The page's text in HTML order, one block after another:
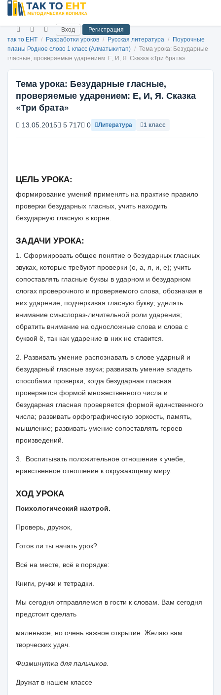
Вход
Регистрация
так то ЕНТ / Разработки уроков / Русская литература /
Поурочные
планы Родное слово 1 класс (Алматыкитап) / Тема урока: Безударные
гласные, проверяемые ударением: Е, И, Я. Сказка «Три брата»
Тема урока: Безударные гласные,
проверяемые ударением: Е, И, Я. Сказка
«Три брата»
13.05.2015 5 717 0 Литература 1 класс
ЦЕЛЬ УРОКА:
формирование умений применять на практике правило
проверки безударных гласных, учить находить
безударную гласную в корне.
ЗАДАЧИ УРОКА:
1. Сформировать общее понятие о безударных гласных
звуках, которые требуют проверки (о, а, я, и, е); учить
сопоставлять гласные буквы в удар­ном и безударном
слогах проверочного и проверяемого слова, обозначая в
них ударение, подчеркивая гласную букву; уделять
внимание смыслораз-личительной роли ударения;
обратить внимание на односложные слова и слова с
буквой ё, так как ударение в них не ставится.
2. Развивать умение распознавать в слове ударный и
безударный глас­ные звуки; развивать умение владеть
способами проверки, когда безудар­ная гласная
проверяется формой множественного числа и
безударная глас­ная проверяется формой единственного
числа; развивать орфографиче­скую зоркость, память,
мышление; развивать умение сопоставлять героев
произведений.
3. Воспитывать положительное отношение к учебе,
нравственное от­ношение к окружающему миру.
ХОД УРОКА
Психологический настрой.
Проверь, дружок,
Готов ли ты начать урок?
Всё на месте, всё в порядке:
Книги, ручки и тетрадки.
Мы сегодня отправляемся в гости к словам. Вам сегодня
предстоит сделать
маленькое, но очень важное открытие. Желаю вам
творческих удач.
Физминутка для пальчиков.
Дружат в нашем классе